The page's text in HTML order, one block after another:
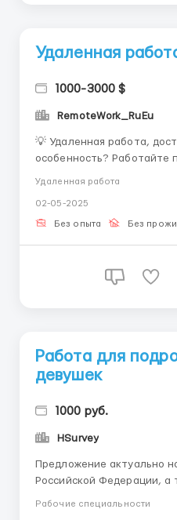
Удаленная
1000-3000 $
RemoteWork_RuEu
💡 Удаленная работа,
особенность? Работайте по своему графику, без
жестких ограничений Бесплатное обучение, не
простые задачи для выполнения
вашей основной работой или
Удаленная работа
02-05-2025
Без опыта Без
Работа для
девушек
1000 руб.
HSurvey
Предложение актуально
Российской Федерации, а
Рабочие специальности